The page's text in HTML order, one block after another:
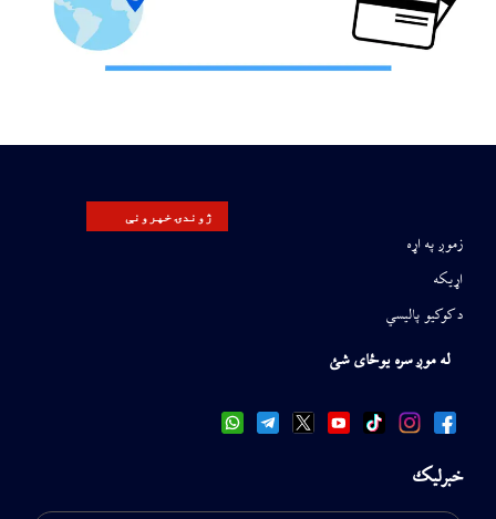
ژوندۍ خپرونې
زموږ په اړه
اړیکه
د کوکیو پالیسي
له موږ سره یوځای شئ
خبرلیک